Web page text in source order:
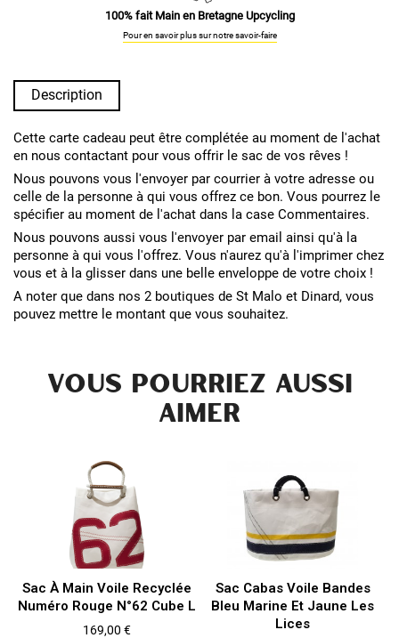
100% fait Main en Bretagne Upcycling
Pour en savoir plus sur notre savoir-faire
Description
Cette carte cadeau peut être complétée au moment de l'achat
en nous contactant pour vous offrir le sac de vos rêves !
Nous pouvons vous l'envoyer par courrier à votre adresse ou
celle de la personne à qui vous offrez ce bon. Vous pourrez le
spécifier au moment de l'achat dans la case Commentaires.
Nous pouvons aussi vous l'envoyer par email ainsi qu'à la
personne à qui vous l'offrez. Vous n'aurez qu'à l'imprimer chez
vous et à la glisser dans une belle enveloppe de votre choix !
A noter que dans nos 2 boutiques de St Malo et Dinard, vous
pouvez mettre le montant que vous souhaitez.
VOUS POURRIEZ AUSSI
AIMER
Sac À Main Voile Recyclée
Numéro Rouge N°62 Cube L
Prix
169,00 €
Sac Cabas Voile Bandes
Bleu Marine Et Jaune Les
Lices